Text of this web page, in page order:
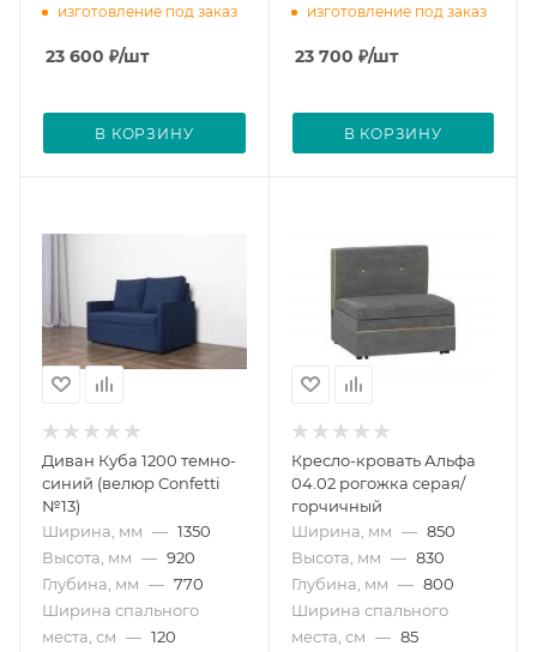
изготовление под заказ
23 600 ₽/шт
В КОРЗИНУ
изготовление под заказ
23 700 ₽/шт
В КОРЗИНУ
Диван Куба 1200 темно-
синий (велюр Confetti
№13)
Ширина, мм — 1350
Высота, мм — 920
Глубина, мм — 770
Ширина спального
места, см — 120
Кресло-кровать Альфа
04.02 рогожка серая/
горчичный
Ширина, мм — 850
Высота, мм — 830
Глубина, мм — 800
Ширина спального
места, см — 85